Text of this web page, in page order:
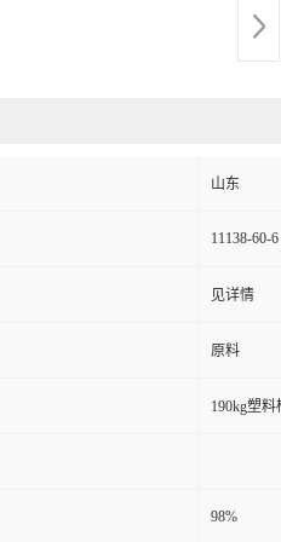
山东
11138-60-6
见详情
原料
190kg塑料
98%